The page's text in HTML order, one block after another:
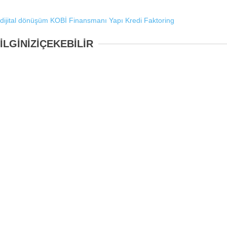
dijital dönüşüm KOBİ Finansmanı Yapı Kredi Faktoring
İLGİNİZİÇEKEBİLİR